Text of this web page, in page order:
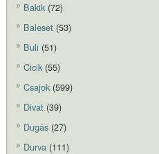
Bakik(72)
Baleset (53)
Buli (51)
Cicik(55)
Csajok(599)
Divat (39)
Dugás (27)
Durva (111)